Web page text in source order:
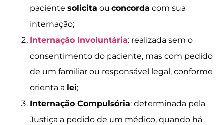
paciente solicita ou concorda com sua
internação;
Internação Involuntária: realizada sem o
consentimento do paciente, mas com pedido
de um familiar ou responsável legal, conforme
orienta a lei;
Internação Compulsória: determinada pela
Justiça a pedido de um médico, quando há